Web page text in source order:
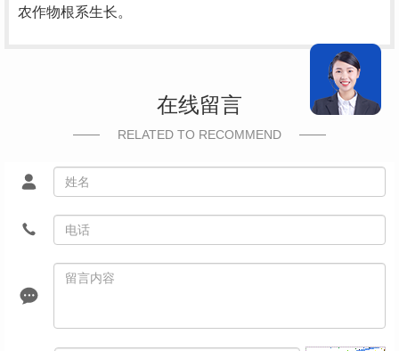
农作物根系生长。
在线留言
RELATED TO RECOMMEND